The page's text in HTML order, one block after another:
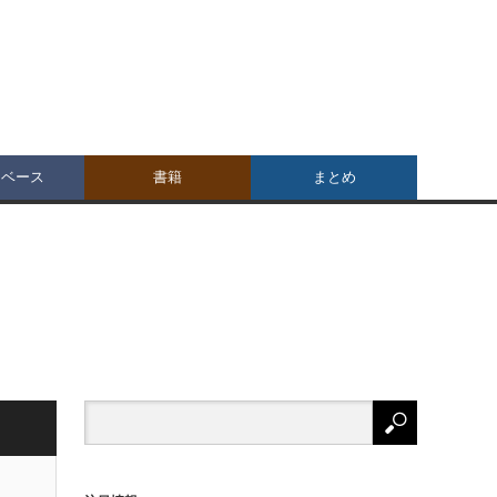
ース 書籍 まとめ